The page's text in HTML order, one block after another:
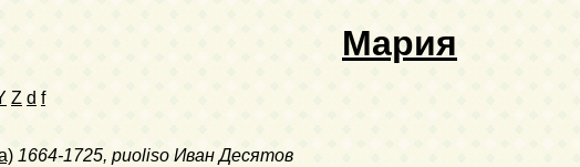
Мария
Z d f
1664-1725, puoliso Иван Десятов